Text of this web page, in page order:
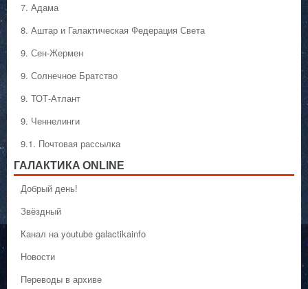
7. Адама
8. Аштар и Галактическая Федерация Света
9. Сен-Жермен
9. Солнечное Братство
9. ТОТ-Атлант
9. Ченнелинги
9.1. Почтовая рассылка
ГАЛАКТИКA ONLINE
Добрый день!
Звёздный
Канал на youtube galactikainfo
Новости
Переводы в архиве